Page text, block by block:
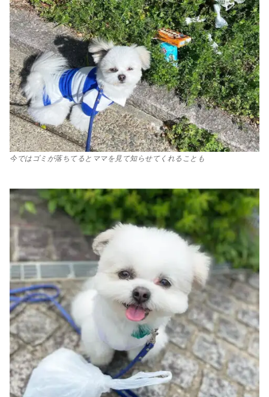
今ではゴミが落ちてるとママを見て知らせてくれることも